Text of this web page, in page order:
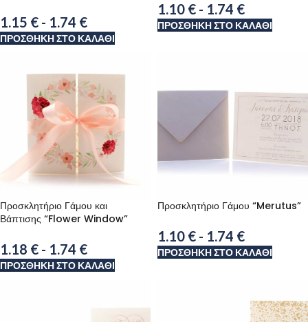
1.15 € - 1.74 €
ΠΡΟΣΘΉΚΗ ΣΤΟ ΚΑΛΆΘΙ
1.10 € - 1.74 €
ΠΡΟΣΘΉΚΗ ΣΤΟ ΚΑΛΆΘΙ
Προσκλητήριο Γάμου και
Βάπτισης “Flower Window”
1.18 € - 1.74 €
ΠΡΟΣΘΉΚΗ ΣΤΟ ΚΑΛΆΘΙ
Προσκλητήριο Γάμου “Merutus”
1.10 € - 1.74 €
ΠΡΟΣΘΉΚΗ ΣΤΟ ΚΑΛΆΘΙ